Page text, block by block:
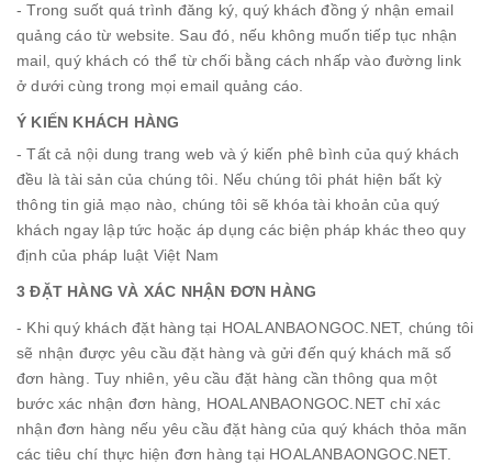
- Trong suốt quá trình đăng ký, quý khách đồng ý nhận email
quảng cáo từ website. Sau đó, nếu không muốn tiếp tục nhận
mail, quý khách có thể từ chối bằng cách nhấp vào đường link
ở dưới cùng trong mọi email quảng cáo.
Ý KIẾN KHÁCH HÀNG
- Tất cả nội dung trang web và ý kiến phê bình của quý khách
đều là tài sản của chúng tôi. Nếu chúng tôi phát hiện bất kỳ
thông tin giả mạo nào, chúng tôi sẽ khóa tài khoản của quý
khách ngay lập tức hoặc áp dụng các biện pháp khác theo quy
định của pháp luật Việt Nam
3 ĐẶT HÀNG VÀ XÁC NHẬN ĐƠN HÀNG
- Khi quý khách đặt hàng tại HOALANBAONGOC.NET, chúng tôi
sẽ nhận được yêu cầu đặt hàng và gửi đến quý khách mã số
đơn hàng. Tuy nhiên, yêu cầu đặt hàng cần thông qua một
bước xác nhận đơn hàng, HOALANBAONGOC.NET chỉ xác
nhận đơn hàng nếu yêu cầu đặt hàng của quý khách thỏa mãn
các tiêu chí thực hiện đơn hàng tại HOALANBAONGOC.NET.